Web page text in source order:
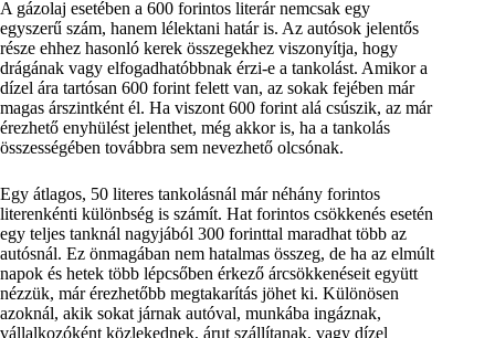
A gázolaj esetében a 600 forintos literár nemcsak egy
egyszerű szám, hanem lélektani határ is. Az autósok jelentős
része ehhez hasonló kerek összegekhez viszonyítja, hogy
drágának vagy elfogadhatóbbnak érzi-e a tankolást. Amikor a
dízel ára tartósan 600 forint felett van, az sokak fejében már
magas árszintként él. Ha viszont 600 forint alá csúszik, az már
érezhető enyhülést jelenthet, még akkor is, ha a tankolás
összességében továbbra sem nevezhető olcsónak.
Egy átlagos, 50 literes tankolásnál már néhány forintos
literenkénti különbség is számít. Hat forintos csökkenés esetén
egy teljes tanknál nagyjából 300 forinttal maradhat több az
autósnál. Ez önmagában nem hatalmas összeg, de ha az elmúlt
napok és hetek több lépcsőben érkező árcsökkenéseit együtt
nézzük, már érezhetőbb megtakarítás jöhet ki. Különösen
azoknál, akik sokat járnak autóval, munkába ingáznak,
vállalkozóként közlekednek, árut szállítanak, vagy dízel